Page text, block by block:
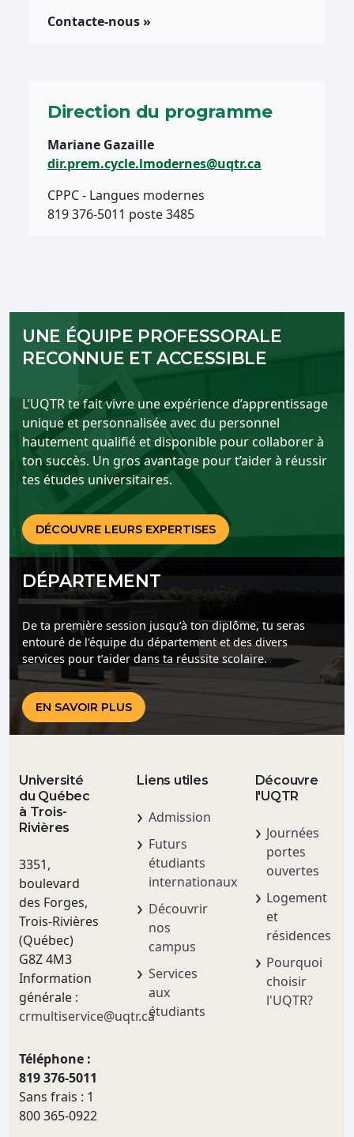
Contacte-nous »
Direction du programme
Mariane Gazaille
dir.prem.cycle.lmodernes@uqtr.ca
CPPC - Langues modernes
819 376-5011 poste 3485
UNE ÉQUIPE PROFESSORALE
RECONNUE ET ACCESSIBLE
L’UQTR te fait vivre une expérience d’apprentissage
unique et personnalisée avec du personnel
hautement qualifié et disponible pour collaborer à
ton succès. Un gros avantage pour t’aider à réussir
tes études universitaires.
DÉCOUVRE LEURS EXPERTISES
DÉPARTEMENT
De ta première session jusqu’à ton diplôme, tu seras
entouré de l'équipe du département et des divers
services pour t’aider dans ta réussite scolaire.
EN SAVOIR PLUS
Université
du Québec
à Trois-
Rivières
3351,
boulevard
des Forges,
Trois-Rivières
(Québec)
G8Z 4M3
Information
générale :
crmultiservice@uqtr.ca
Téléphone :
819 376-5011
Sans frais : 1
800 365-0922
Liens utiles
Admission
Futurs
étudiants
internationaux
Découvrir
nos
campus
Services
aux
étudiants
Découvre
l'UQTR
Journées
portes
ouvertes
Logement
et
résidences
Pourquoi
choisir
l'UQTR?